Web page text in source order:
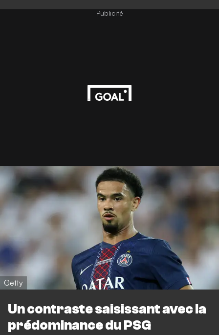
Publicité
Getty
Un contraste saisissant avec la
prédominance du PSG